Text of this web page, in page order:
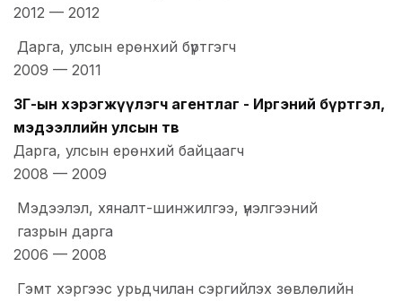
2012 — 2012
Дарга, улсын ерөнхий бүртгэгч
2009 — 2011
ЗГ-ын хэрэгжүүлэгч агентлаг - Иргэний бүртгэл,
мэдээллийн улсын төв
Дарга, улсын ерөнхий байцаагч
2008 — 2009
Мэдээлэл, хяналт-шинжилгээ, үнэлгээний
газрын дарга
2006 — 2008
Гэмт хэргээс урьдчилан сэргийлэх зөвлөлийн